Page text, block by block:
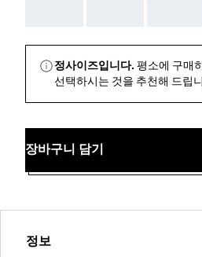
정사이즈입니다. 평소에 구매
선택하시는 것을 추천해 드립
장바구니 담기
정보